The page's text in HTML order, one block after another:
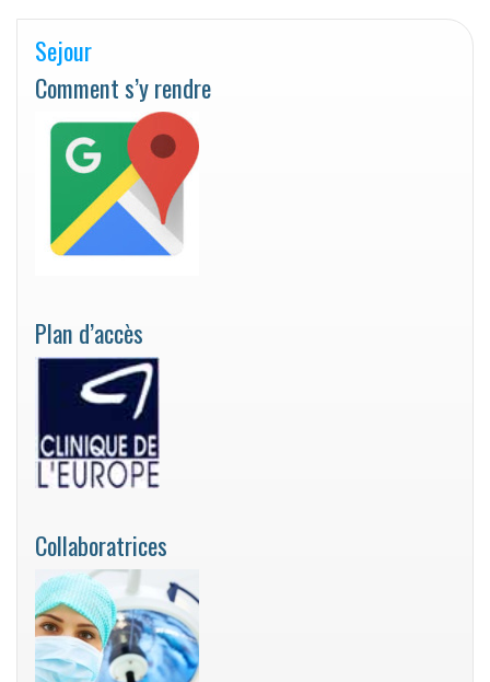
Sejour
Comment s’y rendre
Plan d’accès
Collaboratrices